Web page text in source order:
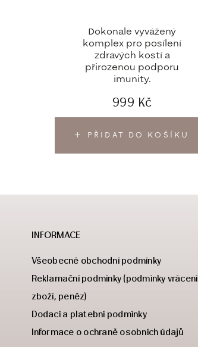
PŘIDAT DO KOŠÍKU
Dokonale vyvážený
komplex pro posílení
zdravých kostí a
přirozenou podporu
imunity.
999 Kč
INFORMACE
Všeobecné obchodní podmínky
Reklamační podmínky (podmínky vrácení
zboží, peněz)
Dodací a platební podmínky
Informace o ochraně osobních údajů